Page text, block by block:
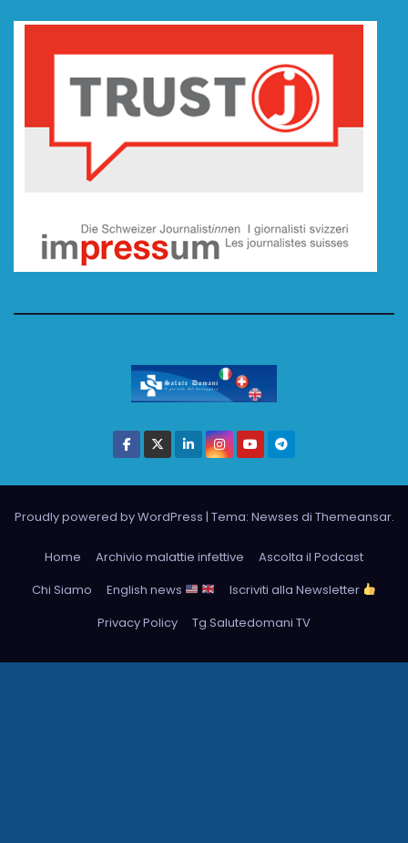
Proudly powered by WordPress | Tema: Newses di Themeansar.
Home Archivio malattie infettive
Ascolta il Podcast
Chi Siamo
English news
Iscriviti alla Newsletter
Privacy Policy
Tg Salutedomani TV